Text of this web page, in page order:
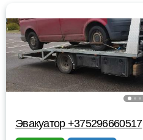
Эвакуатор +375296660517